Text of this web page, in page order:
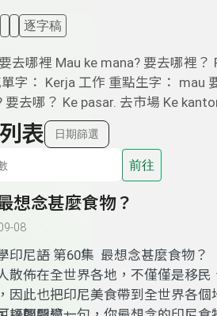
逐字稿
去哪裡 Mau ke mana? 要去哪裡
字： Kerja 工作 重點生字： mau
要去哪？ Ke pasar. 去市場 Ke
表 日期篩選
前往
想念甚麼食物？
08
印尼語 第60集 最想念甚麼食物？
散佈在全世界各地，不僅僅是移民
因此也把印尼美食帶到全世界各